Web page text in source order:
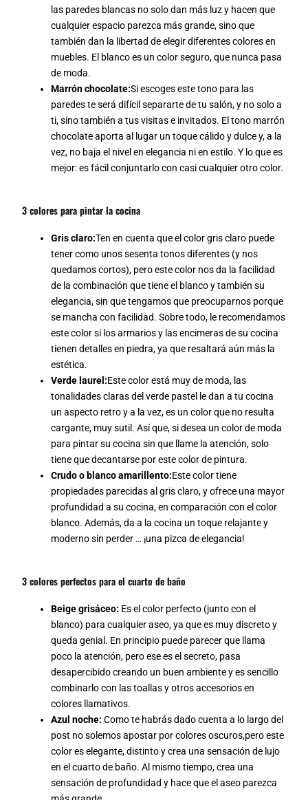
las paredes blancas no solo dan más luz y hacen que
cualquier espacio parezca más grande, sino que
también dan la libertad de elegir diferentes colores en
muebles. El blanco es un color seguro, que nunca pasa
de moda.
Marrón chocolate:Si escoges este tono para las
paredes te será difícil separarte de tu salón, y no solo a
ti, sino también a tus visitas e invitados. El tono marrón
chocolate aporta al lugar un toque cálido y dulce y, a la
vez, no baja el nivel en elegancia ni en estilo. Y lo que es
mejor: es fácil conjuntarlo con casi cualquier otro color.
3 colores para pintar la cocina
Gris claro:Ten en cuenta que el color gris claro puede
tener como unos sesenta tonos diferentes (y nos
quedamos cortos), pero este color nos da la facilidad
de la combinación que tiene el blanco y también su
elegancia, sin que tengamos que preocuparnos porque
se mancha con facilidad. Sobre todo, le recomendamos
este color si los armarios y las encimeras de su cocina
tienen detalles en piedra, ya que resaltará aún más la
estética.
Verde laurel:Este color está muy de moda, las
tonalidades claras del verde pastel le dan a tu cocina
un aspecto retro y a la vez, es un color que no resulta
cargante, muy sutil. Así que, si desea un color de moda
para pintar su cocina sin que llame la atención, solo
tiene que decantarse por este color de pintura.
Crudo o blanco amarillento:Este color tiene
propiedades parecidas al gris claro, y ofrece una mayor
profundidad a su cocina, en comparación con el color
blanco. Además, da a la cocina un toque relajante y
moderno sin perder … ¡una pizca de elegancia!
3 colores perfectos para el cuarto de baño
Beige grisáceo: Es el color perfecto (junto con el
blanco) para cualquier aseo, ya que es muy discreto y
queda genial. En principio puede parecer que llama
poco la atención, pero ese es el secreto, pasa
desapercibido creando un buen ambiente y es sencillo
combinarlo con las toallas y otros accesorios en
colores llamativos.
Azul noche:Como te habrás dado cuenta a lo largo del
post no solemos apostar por colores oscuros,pero este
color es elegante, distinto y crea una sensación de lujo
en el cuarto de baño. Al mismo tiempo, crea una
sensación de profundidad y hace que el aseo parezca